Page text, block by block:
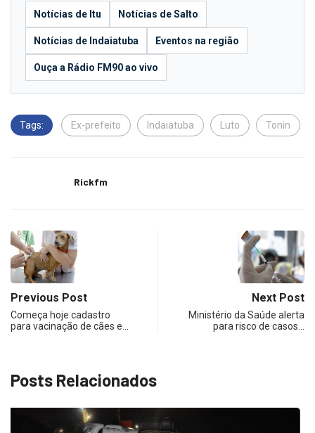
Notícias de Itu Notícias de Salto
Notícias de Indaiatuba Eventos na região
Ouça a Rádio FM90 ao vivo
Tags: Ex-prefeito Indaiatuba Luto Tonin
Rickfm
Previous Post
Começa hoje cadastro
para vacinação de cães e…
Next Post
Ministério da Saúde alerta
para risco de casos…
Posts Relacionados